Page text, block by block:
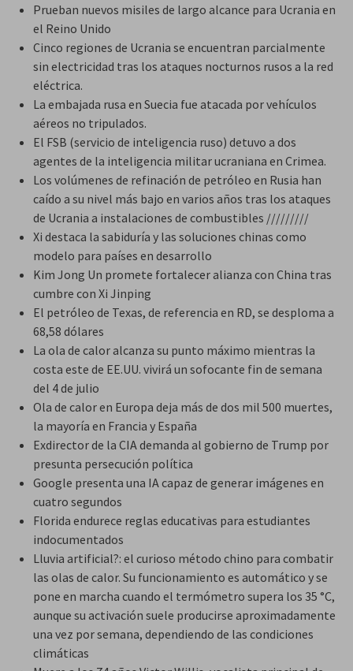
Prueban nuevos misiles de largo alcance para Ucrania en
el Reino Unido
Cinco regiones de Ucrania se encuentran parcialmente
sin electricidad tras los ataques nocturnos rusos a la red
eléctrica.
La embajada rusa en Suecia fue atacada por vehículos
aéreos no tripulados.
El FSB (servicio de inteligencia ruso) detuvo a dos
agentes de la inteligencia militar ucraniana en Crimea.
Los volúmenes de refinación de petróleo en Rusia han
caído a su nivel más bajo en varios años tras los ataques
de Ucrania a instalaciones de combustibles /////////
Xi destaca la sabiduría y las soluciones chinas como
modelo para países en desarrollo
Kim Jong Un promete fortalecer alianza con China tras
cumbre con Xi Jinping
El petróleo de Texas, de referencia en RD, se desploma a
68,58 dólares
La ola de calor alcanza su punto máximo mientras la
costa este de EE.UU. vivirá un sofocante fin de semana
del 4 de julio
Ola de calor en Europa deja más de dos mil 500 muertes,
la mayoría en Francia y España
Exdirector de la CIA demanda al gobierno de Trump por
presunta persecución política
Google presenta una IA capaz de generar imágenes en
cuatro segundos
Florida endurece reglas educativas para estudiantes
indocumentados
Lluvia artificial?: el curioso método chino para combatir
las olas de calor. Su funcionamiento es automático y se
pone en marcha cuando el termómetro supera los 35 °C,
aunque su activación suele producirse aproximadamente
una vez por semana, dependiendo de las condiciones
climáticas